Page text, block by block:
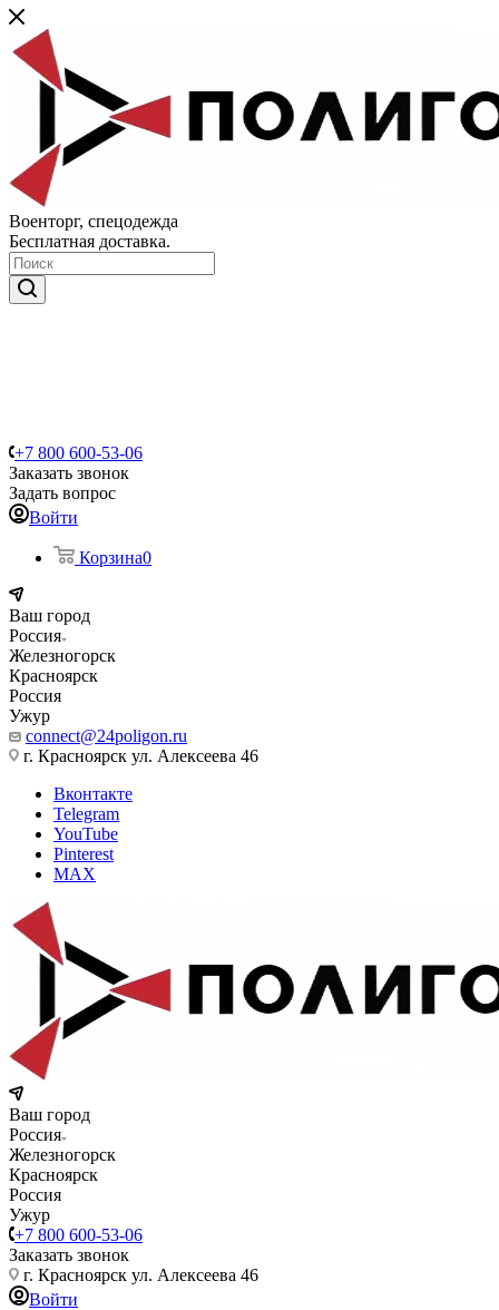
Военторг, спецодежда
Бесплатная доставка.
+7 800 600-53-06
Заказать звонок
Задать вопрос
Войти
Корзина0
Ваш город
Россия
Железногорск
Красноярск
Россия
Ужур
connect@24poligon.ru
г. Красноярск ул. Алексеева 46
Вконтакте
Telegram
YouTube
Pinterest
MAX
Ваш город
Россия
Железногорск
Красноярск
Россия
Ужур
+7 800 600-53-06
Заказать звонок
г. Красноярск ул. Алексеева 46
Войти